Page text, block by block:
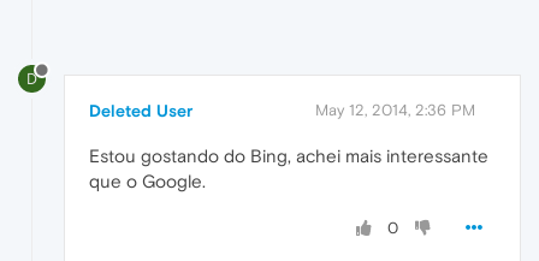
D
Deleted User May 12, 2014, 2:36 PM
Estou gostando do Bing, achei mais interessante
que o Google.
0